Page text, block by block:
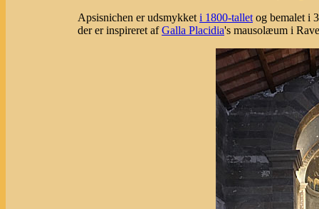
Apsisnichen er udsmykket i 1800-tallet og bemalet i
der er inspireret afGalla Placidia's mausolæum i